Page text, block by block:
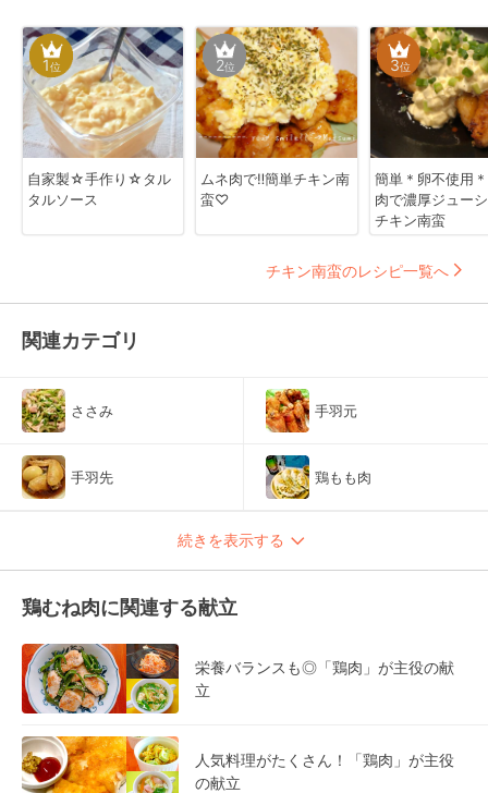
1位
自家製☆手作り☆タル
タルソース
2位
ムネ肉で‼簡単チキン南
蛮♡
3位
簡単＊卵不使用
肉で濃厚ジュー
チキン南蛮
チキン南蛮のレシピ一覧へ
関連カテゴリ
ささみ 手羽元
手羽先 鶏もも肉
続きを表示する
鶏むね肉に関連する献立
栄養バランスも◎「鶏肉」が主役の献
立
人気料理がたくさん！「鶏肉」が主役
の献立